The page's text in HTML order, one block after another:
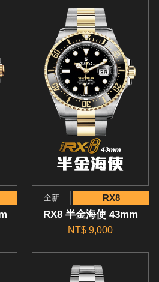
全新 RX8
RX8 半金海使 43mm
NT$ 9,000